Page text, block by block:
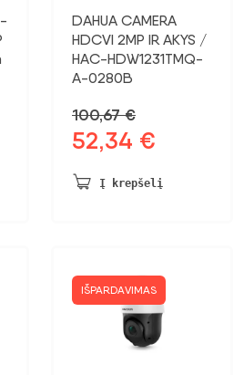
DAHUA CAMERA
HDCVI 2MP IR AKYS /
HAC-HDW1231TMQ-
A-0280B
100,67€
Pradinė
buvo:
52,34 €
52,34 €.
Į krepšelį
IŠPARDAVIMAS